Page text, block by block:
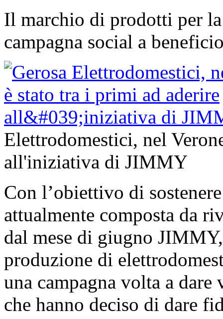
Il marchio di prodotti per
campagna social a
Elettrodomestici, nel
all'iniziativa di JIMMY
Con l’obiettivo di
attualmente composta da
dal mese di giugno
produzione di
una campagna volta a
che hanno deciso di dare